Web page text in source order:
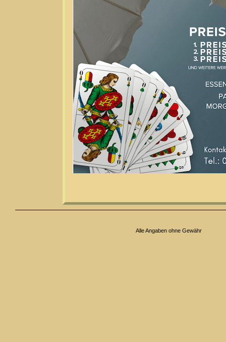
Alle Angaben ohne Gewähr